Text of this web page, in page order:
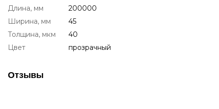
Длина, мм
200000
Ширина, мм
45
Толщина, мкм
40
Цвет
прозрачный
Отзывы